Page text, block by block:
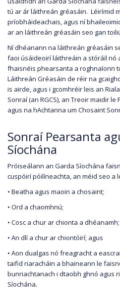
tú ar ár láithreán gréasáin. Léirímid
príobháideachais, agus ní
ar an láithreán gréasáin seo gan
Ní dhéanann na láithreán gréasáin
faoi úsáideoirí láithreáin a stóráil nó
fhaisnéis phearsanta a roghnaíonn
Láithreán Gréasáin de réir na
is airde, agus i gcomhréir leis an
Sonraí (an RGCS), an Treoir maidir le
agus na hAchtanna um Chosaint
Sonraí Pearsanta
Síochána
Próiseálann an Garda Síochána
cuspóirí póilíneachta, an méid seo a
• Beatha agus maoin a chosaint;
• Ord a chaomhnú;
• Cosc a chur ar chionta a dhéanamh;
• An dlí a chur ar chiontóirí; agus
• Aon dualgas nó freagracht a
taifid riaracháin a bhaineann le
bunriachtanach i dtaobh ghnó agus
Síochána.